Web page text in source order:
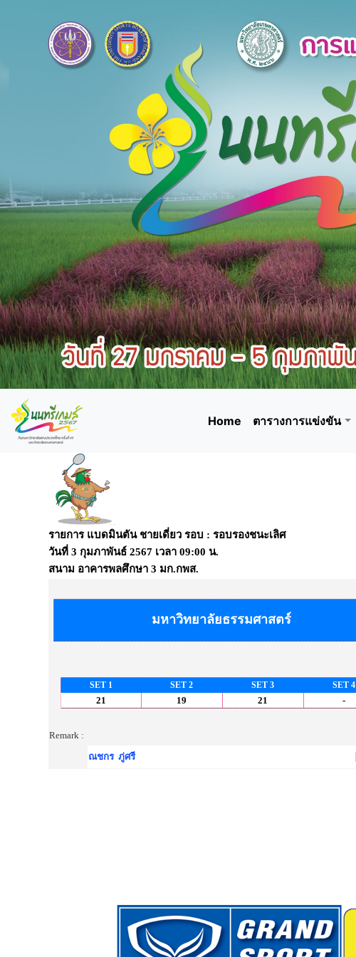
Home ตารางการแข่งขัน
รายการ แบดมินตัน ชายเดี่ยว รอบ : รอบรองชนะเลิศ
วันที่ 3 กุมภาพันธ์ 2567 เวลา 09:00 น.
สนาม อาคารพลศึกษา 3 มก.กพส.
มหาวิทยาลัยธรรมศาสตร์
SET 1 SET 2 SET 3 SET 4
21 19 21 -
Remark :
ณชกร ภู่ศรี